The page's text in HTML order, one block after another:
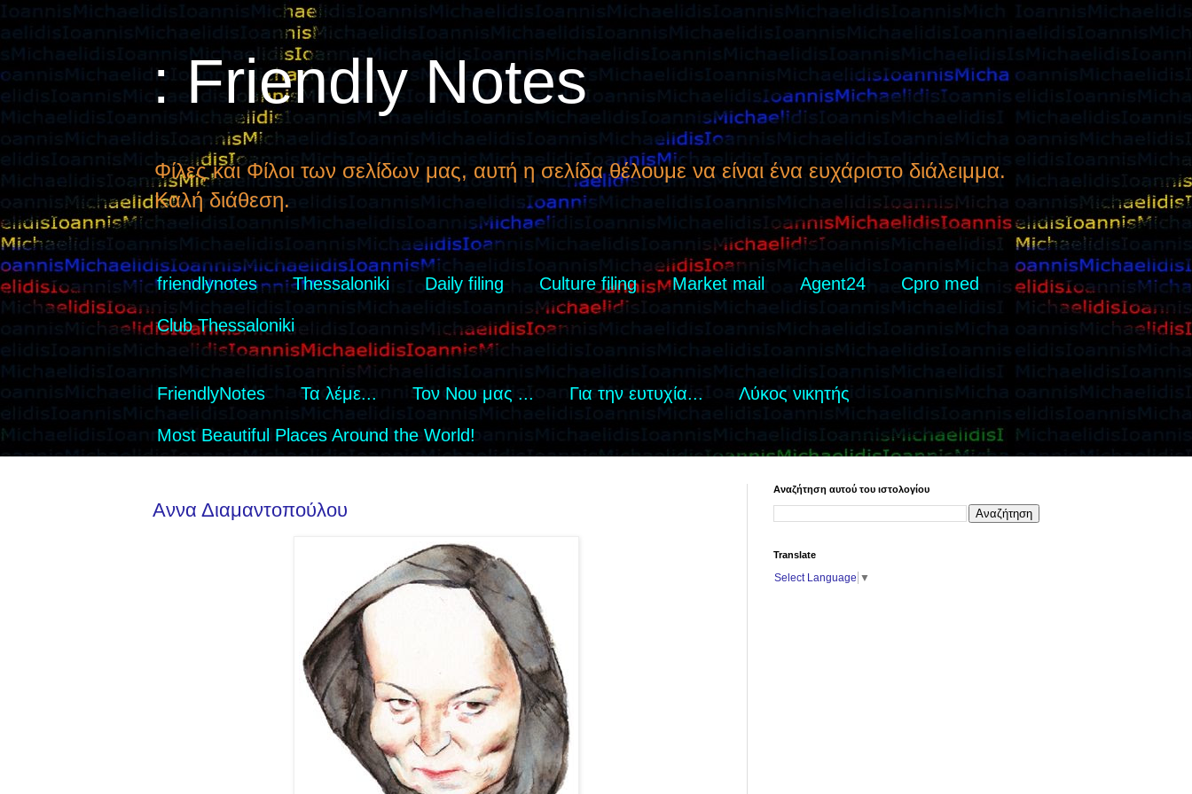
: Friendly Notes
Φίλες και Φίλοι των σελίδων μας, αυτή η σελίδα θέλουμε να είναι ένα ευχάριστο διάλειμμα.
Καλή διάθεση.
friendlynotes Thessaloniki Daily filing Culture filing Market mail Agent24 Cpro med
Club Thessaloniki
FriendlyNotes Τα λέμε... Τον Νου μας ... Για την ευτυχία... Λύκος νικητής
Most Beautiful Places Around the World!
Αννα Διαμαντοπούλου
Αναζήτηση αυτού του ιστολογίου
Translate
Select Language ▼